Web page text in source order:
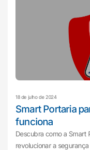
18 de julho de 2024
Smart Portaria
funciona
Descubra como a Smart
revolucionar a